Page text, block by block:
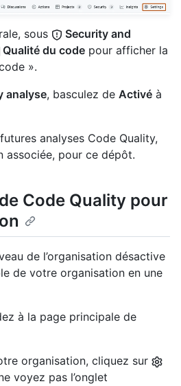
sous
Security and
Qualité du code pour afficher la
».
analyse, basculez de Activé à
analyses Code Quality,
associée, pour ce dépôt.
Code Quality pour
de l’organisation désactive
de votre organisation en une
à la page principale de
organisation, cliquez sur
voyez pas l’onglet